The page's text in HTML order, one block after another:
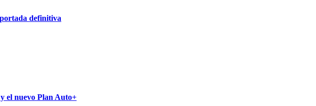
definitiva
el nuevo Plan Auto+